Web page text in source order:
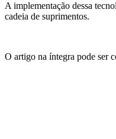
A implementação dessa
cadeia de suprimentos.
O artigo na íntegra pode ser